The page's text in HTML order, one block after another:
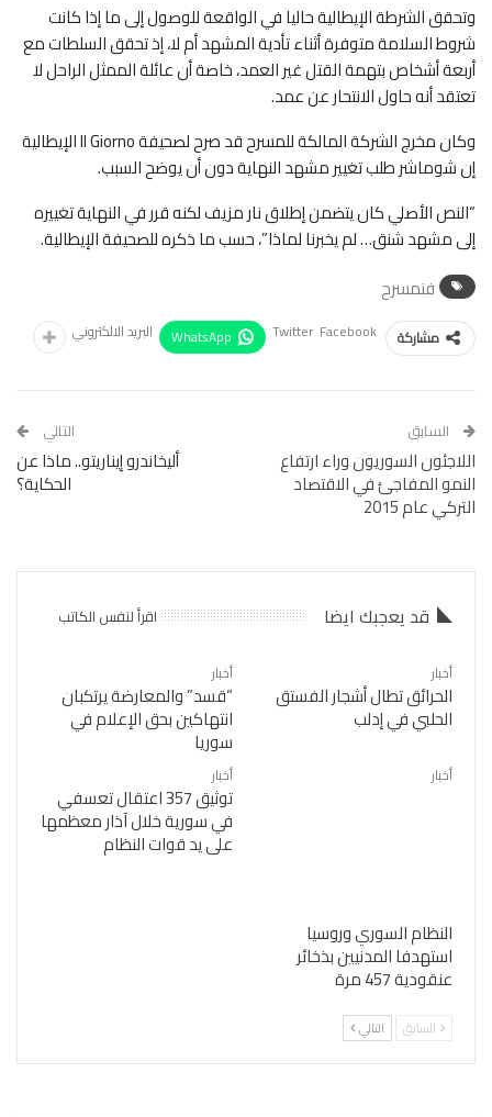
وتحقق الشرطة الإيطالية حاليا في الواقعة للوصول إلى ما إذا كانت
شروط السلامة متوفرة أثناء تأدية المشهد أم لا، إذ تحقق السلطات مع
أربعة أشخاص بتهمة القتل غير العمد، خاصة أن عائلة الممثل الراحل لا
تعتقد أنه حاول الانتحار عن عمد.
وكان مخرج الشركة المالكة للمسرح قد صرح لصحيفة Il Giorno الإيطالية
إن شوماشر طلب تغيير مشهد النهاية دون أن يوضح السبب.
“النص الأصلي كان يتضمن إطلاق نار مزيف لكنه قرر في النهاية تغييره
إلى مشهد شنق… لم يخبرنا لماذا”، حسب ما ذكره للصحيفة الإيطالية.
فنمسرح
مشاركة Facebook
Twitter
WhatsApp البريد الالكتروني
السابق
اللاجئون السوريون وراء ارتفاع
النمو المفاجئ في الاقتصاد
التركي عام 2015
التالي
أليخاندرو إيناريتو.. ماذا عن
الحكاية؟
قد يعجبك ايضا اقرأ لنفس الكاتب
أخبار
الحرائق تطال أشجار الفستق
الحلبي في إدلب
أخبار
“قسد” والمعارضة يرتكبان
انتهاكين بحق الإعلام في
سوريا
أخبار
النظام السوري وروسيا
استهدفا المدنيين بذخائر
عنقودية 457 مرة
أخبار
توثيق 357 اعتقال تعسفي
في سورية خلال آذار معظمها
على يد قوات النظام
السابق التالي